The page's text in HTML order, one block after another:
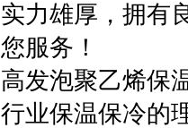
实力雄厚，拥有
您服务！
高发泡聚乙烯保
行业保温保冷的